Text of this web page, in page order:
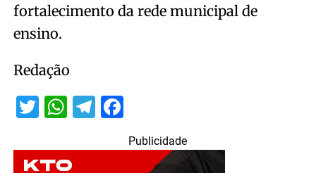
fortalecimento da rede municipal de
ensino.
Redação
Twitter
WhatsApp
Telegram
Facebook
Publicidade